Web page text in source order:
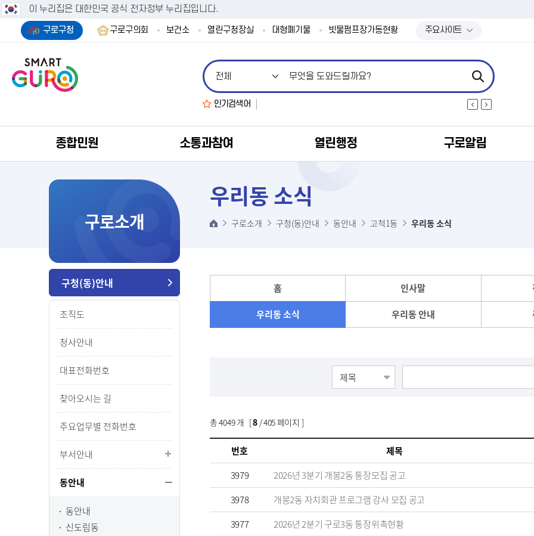
이 누리집은 대한민국 공식 전자정부 누리집입니다.
구로구청 구로구의회 보건소 열린구청장실 대형폐기물 빗물펌프장가동현황 주요사이트
인기검색어
종합민원 소통과참여 열린행정 구로알림
구로소개
구청(동)안내
조직도
청사안내
대표전화번호
찾아오시는 길
주요업무별 전화번호
부서안내
동안내
동안내
신도림동
우리동 소식
구로소개 구청(동)안내 동안내 고척1동 우리동 소식
홈 인사말
우리동 소식
우리동 안내
총4049개 [8/ 405 페이지 ]
번호 제목
3979
2026년 3분기 개봉2동 통장모집 공고
3978
개봉2동 자치회관 프로그램 강사 모집 공고
3977
2026년 2분기 구로3동 통장위촉현황